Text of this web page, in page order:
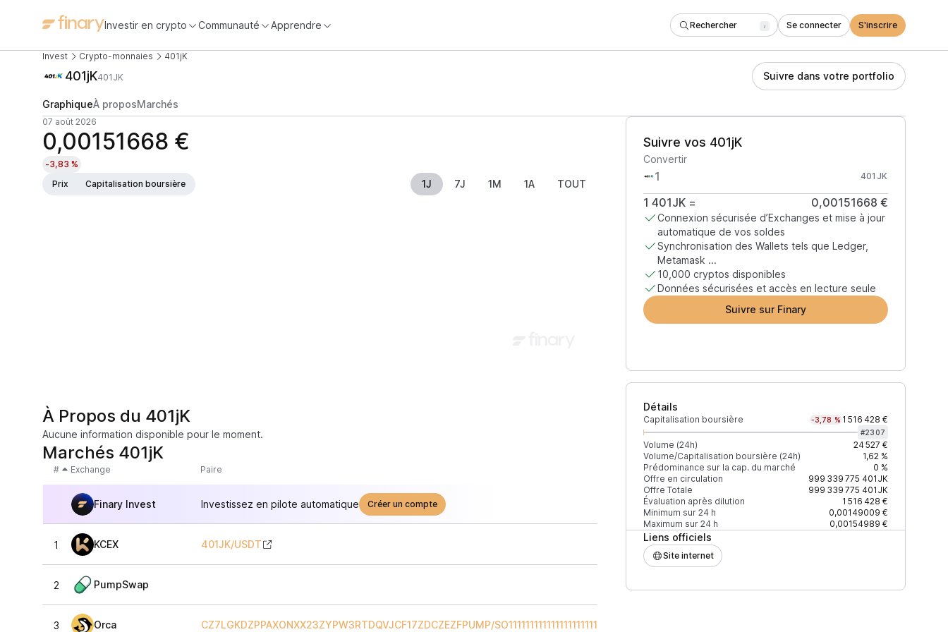
Investir en crypto Communauté Apprendre Rechercher / Se connecter S'inscrire
Invest Crypto-monnaies 401jK
401jK401JK Suivre dans votre portfolio
GraphiqueÀ proposMarchés
07 août 2026
0,00151668 €
-3,83 %
Prix
Capitalisation boursière 1J 7J 1M 1A TOUT
Suivre vos 401jK
Convertir
401JK
1 401JK= 0,00151668 €
Connexion sécurisée d’Exchanges et mise à jour
automatique de vos soldes
Synchronisation des Wallets tels que Ledger,
Metamask ...
10,000 cryptos disponibles
Données sécurisées et accès en lecture seule
Suivre sur Finary
Détails
Capitalisation boursière -3,78 % 1 516 428 €
#2307
Volume (24h)
24 527 €
Volume/Capitalisation boursière (24h)
1,62 %
Prédominance sur la cap. du marché
0 %
Offre en circulation
999 339 775 401JK
Offre Totale
999 339 775 401JK
Évaluation après dilution
1 516 428 €
Minimum sur 24 h
0,00149009 €
Maximum sur 24 h
0,00154989 €
Liens officiels
Site internet
À Propos du 401jK
Aucune information disponible pour le moment.
Marchés 401jK
# Exchange Paire Prix
Finary Invest Investissez en pilote automatique Créer un compte
1 KCEX 401JK/USDT
2 PumpSwap
3 Orca CZ7LGKDZPPAXONXX23ZYPW3RTDQVJCF17ZDCZEZFPUMP/SO11111111111111111111111111111111111111112